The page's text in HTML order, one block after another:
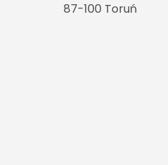
87-100 Toruń